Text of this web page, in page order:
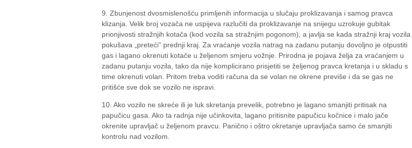
9. Zbunjenost dvosmislenošću primljenih informacija u slučaju proklizavanja i samog pravca
klizanja. Velik broj vozača ne uspijeva razlučiti da proklizavanje na snijegu uzrokuje gubitak
prionjivosti stražnjih kotača (kod vozila sa stražnjim pogonom), a javlja se kada stražnji kraj vozila
pokušava „preteći” prednji kraj. Za vraćanje vozila natrag na zadanu putanju dovoljno je otpustiti
gas i lagano okrenuti kotače u željenom smjeru vožnje. Prirodna je pojava želja za vraćanjem u
zadanu putanju vozila, tako da nije komplicirano prisjetiti se željenog pravca kretanja i u skladu s
time okrenuti volan. Pritom treba voditi računa da se volan ne okrene previše i da se gas ne
pritišće sve dok se vozilo ne ispravi.
10. Ako vozilo ne skreće ili je luk skretanja prevelik, potrebno je lagano smanjiti pritisak na
papučicu gasa. Ako ta radnja nije učinkovita, lagano pritisnite papučicu kočnice i malo jače
okrenite upravljač u željenom pravcu. Panično i oštro okretanje upravljača samo će smanjiti
kontrolu nad vozilom.